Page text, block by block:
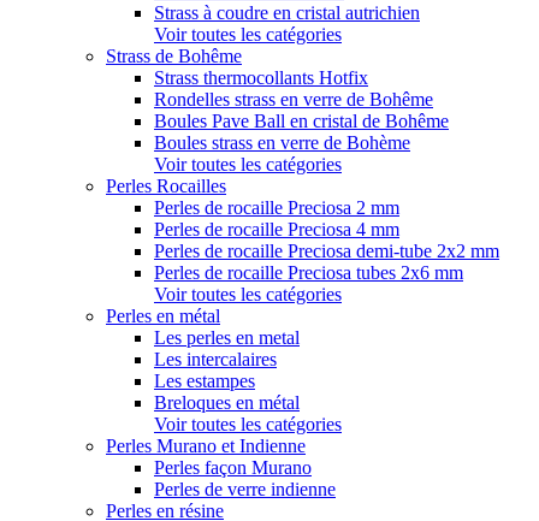
Strass à coudre en cristal autrichien
Voir toutes les catégories
Strass de Bohême
Strass thermocollants Hotfix
Rondelles strass en verre de Bohême
Boules Pave Ball en cristal de Bohême
Boules strass en verre de Bohème
Voir toutes les catégories
Perles Rocailles
Perles de rocaille Preciosa 2 mm
Perles de rocaille Preciosa 4 mm
Perles de rocaille Preciosa demi-tube 2x2 mm
Perles de rocaille Preciosa tubes 2x6 mm
Voir toutes les catégories
Perles en métal
Les perles en metal
Les intercalaires
Les estampes
Breloques en métal
Voir toutes les catégories
Perles Murano et Indienne
Perles façon Murano
Perles de verre indienne
Perles en résine